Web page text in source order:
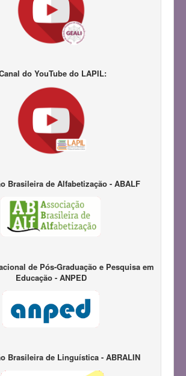
do YouTube do LAPIL:
Brasileira de Alfabetização - ABALF
de Pós-Graduação e Pesquisa em
Educação - ANPED
Brasileira de Linguística - ABRALIN